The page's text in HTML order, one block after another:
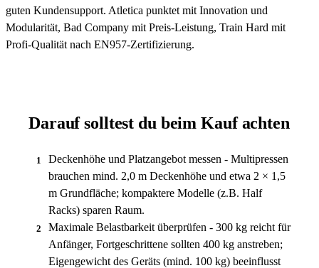
guten Kundensupport. Atletica punktet mit Innovation und
Modularität, Bad Company mit Preis-Leistung, Train Hard mit
Profi-Qualität nach EN957-Zertifizierung.
Darauf solltest du beim Kauf achten
1
Deckenhöhe und Platzangebot messen - Multipressen
brauchen mind. 2,0 m Deckenhöhe und etwa 2 × 1,5
m Grundfläche; kompaktere Modelle (z.B. Half
Racks) sparen Raum.
2
Maximale Belastbarkeit überprüfen - 300 kg reicht für
Anfänger, Fortgeschrittene sollten 400 kg anstreben;
Eigengewicht des Geräts (mind. 100 kg) beeinflusst